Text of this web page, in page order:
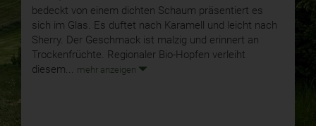
bedeckt von einem dichten Schaum präsentiert es
sich im Glas. Es duftet nach Karamell und leicht nach
Sherry. Der Geschmack ist malzig und erinnert an
Trockenfrüchte. Regionaler Bio-Hopfen verleiht
diesem...
mehr anzeigen